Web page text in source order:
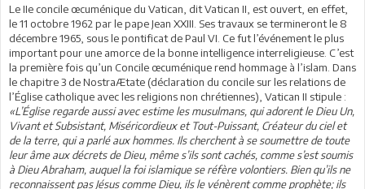
Le IIe concile œcuménique du Vatican, dit Vatican II, est ouvert, en effet,
le 11 octobre 1962 par le pape Jean XXIII. Ses travaux se termineront le 8
décembre 1965, sous le pontificat de Paul VI. Ce fut l’événement le plus
important pour une amorce de la bonne intelligence interreligieuse. C’est
la première fois qu’un Concile œcuménique rend hommage à l’islam. Dans
le chapitre 3 de NostraÆtate (déclaration du concile sur les relations de
l’Église catholique avec les religions non chrétiennes), Vatican II stipule :
«L’Église regarde aussi avec estime les musulmans, qui adorent le Dieu Un,
Vivant et Subsistant, Miséricordieux et Tout-Puissant, Créateur du ciel et
de la terre, qui a parlé aux hommes. Ils cherchent à se soumettre de toute
leur âme aux décrets de Dieu, même s’ils sont cachés, comme s’est soumis
à Dieu Abraham, auquel la foi islamique se réfère volontiers. Bien qu’ils ne
reconnaissent pas Jésus comme Dieu, ils le vénèrent comme prophète; ils